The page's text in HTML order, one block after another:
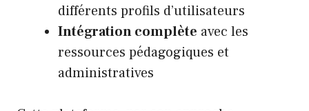
différents profils d’utilisateurs
Intégration complète avec les
ressources pédagogiques et
administratives